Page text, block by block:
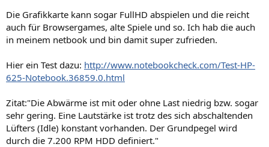
Die Grafikkarte kann sogar FullHD abspielen und die reicht
auch für Browsergames, alte Spiele und so. Ich hab die auch
in meinem netbook und bin damit super zufrieden.
Hier ein Test dazu: http://www.notebookcheck.com/Test-HP-
625-Notebook.36859.0.html
Zitat:"Die Abwärme ist mit oder ohne Last niedrig bzw. sogar
sehr gering. Eine Lautstärke ist trotz des sich abschaltenden
Lüfters (Idle) konstant vorhanden. Der Grundpegel wird
durch die 7.200 RPM HDD definiert."